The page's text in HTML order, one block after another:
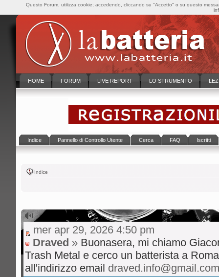
HOME FORUM LIVE REPORT LO STRUMENTO
Indice Pannello di Controllo Utente Cerca FAQ Iscritti
Indice
mer apr 29, 2026 4:50 pm
Draved » Buonasera, mi chiamo
Trash Metal e cerco un batterista a
all'indirizzo email draved.info@gmail.com
Questo Forum, utilizza cookie; accedendo, cliccando su "Accetto" o su questo